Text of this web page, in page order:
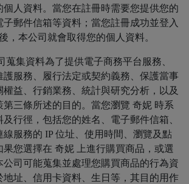
個人資料。當您在註冊時需要您提供您的
郵件信箱等資料；當您註冊成功並登入
，本公司就會取得您的個人資料。
蒐集資料為了提供電子商務平台服務、
護服務、履行法定或契約義務、保護當事
權益、行銷業務、統計與研究分析，以及
第三條所述的目的。當您瀏覽 奇妮 時系
行徑，包括您的姓名、電子郵件信箱、
服務的 IP 位址、使用時間、瀏覽及點
您選擇在 奇妮 上進行購買商品，或選
公司可能蒐集並處理您購買商品的行為資
地址、信用卡資料、生日等，其目的用作